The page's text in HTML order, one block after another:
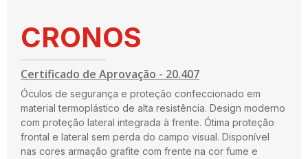
CRONOS
Certificado de Aprovação - 20.407
Óculos de segurança e proteção confeccionado em
material termoplástico de alta resistência. Design moderno
com proteção lateral integrada à frente. Ótima proteção
frontal e lateral sem perda do campo visual. Disponível
nas cores armação grafite com frente na cor fume e